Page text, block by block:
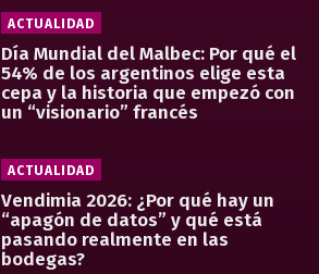
ACTUALIDAD
Día Mundial del Malbec: Por qué el
54% de los argentinos elige esta
cepa y la historia que empezó con
un “visionario” francés
ACTUALIDAD
Vendimia 2026: ¿Por qué hay un
“apagón de datos” y qué está
pasando realmente en las
bodegas?